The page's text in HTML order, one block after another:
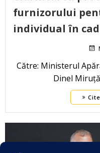
furnizorului
individual în
Către: Ministerul
Dinel